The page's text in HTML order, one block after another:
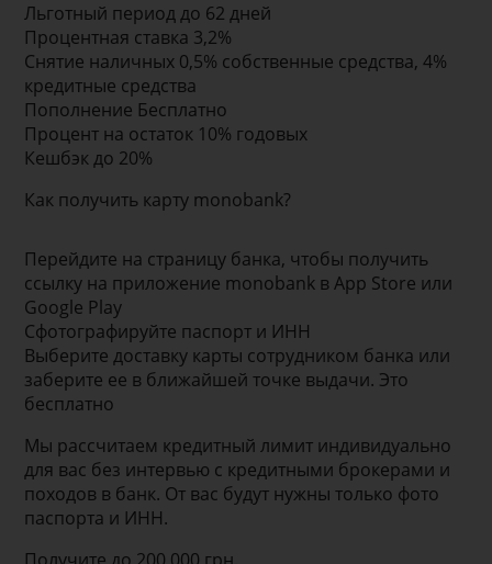
Льготный период до 62 дней
Процентная ставка 3,2%
Снятие наличных 0,5% собственные средства, 4%
кредитные средства
Пополнение Бесплатно
Процент на остаток 10% годовых
Кешбэк до 20%
Как получить карту monobank?
Перейдите на страницу банка, чтобы получить
ссылку на приложение monobank в App Store или
Google Play
Сфотографируйте паспорт и ИНН
Выберите доставку карты сотрудником банка или
заберите ее в ближайшей точке выдачи. Это
бесплатно
Мы рассчитаем кредитный лимит индивидуально
для вас без интервью с кредитными брокерами и
походов в банк. От вас будут нужны только фото
паспорта и ИНН.